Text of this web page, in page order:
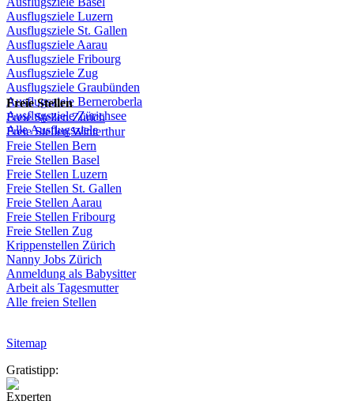
Ausflugsziele Luzern
Ausflugsziele St. Gallen
Ausflugsziele Aarau
Ausflugsziele Fribourg
Ausflugsziele Zug
Ausflugsziele Graubünden
Ausflugsziele Berneroberla
Ausflugsziele Zürichsee
Alle Ausflugsziele
Freie Stellen
Freie Stellen Zürich
Freie StellenWinterthur
Freie Stellen Bern
Freie Stellen Basel
Freie Stellen Luzern
Freie Stellen St. Gallen
Freie Stellen Aarau
Freie Stellen Fribourg
Freie Stellen Zug
Krippenstellen Zürich
Nanny Jobs Zürich
Anmeldung als Babysitter
Arbeit als Tagesmutter
Alle freien Stellen
Sitemap
Gratistipp:
Experten